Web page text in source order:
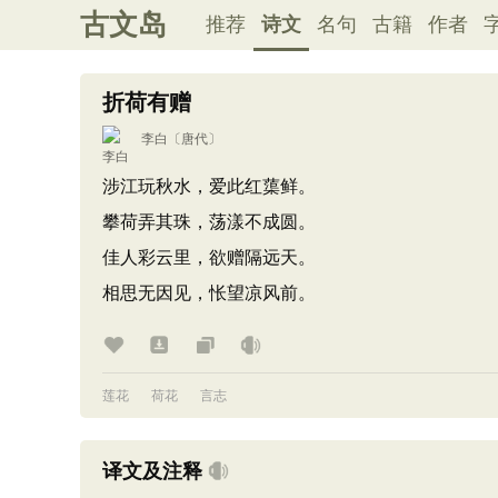
古文岛 推荐 诗文 名句 古籍 作者
折荷有赠
李白 〔唐代〕
涉江玩秋水，爱此红蕖鲜。
攀荷弄其珠，荡漾不成圆。
佳人彩云里，欲赠隔远天。
相思无因见，怅望凉风前。
莲花 荷花 言志
译文及注释